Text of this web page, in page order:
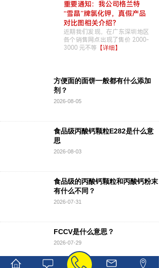
重要通知：我公司格兰特
“雪晶”牌氯化钾，真假产品
对比图相关介绍？
近期我们发现，在广东深圳地区
各个销售网点出现了售价 2000-
3000 元不等 【详细】
方便面的面饼一般都有什么添加剂？
方便面的面饼一般都有什么添加
剂？
2026-08-05
食品级丙酸钙颗粒E282是什么意
思
2026-08-03
食品级的丙酸钙颗粒和丙酸钙粉末
有什么不同？
2026-07-31
FCCV是什么意思？
2026-07-29